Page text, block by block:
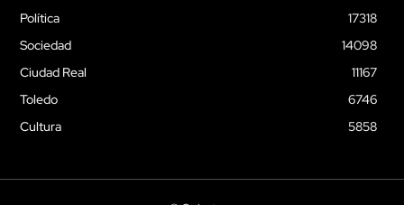
Política
17318
Sociedad
14098
Ciudad Real
11167
Toledo
6746
Cultura
5858